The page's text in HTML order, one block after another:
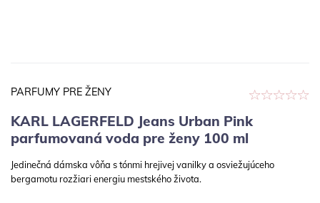
PARFUMY PRE ŽENY
KARL LAGERFELD Jeans Urban Pink
parfumovaná voda pre ženy 100 ml
Jedinečná dámska vôňa s tónmi hrejivej vanilky a osviežujúceho
bergamotu rozžiari energiu mestského života.